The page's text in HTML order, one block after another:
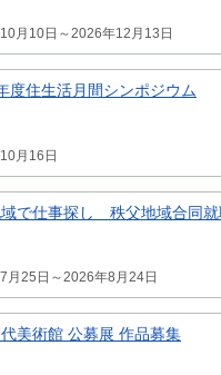
月10日～2026年12月13日
度住生活月間シンポジウム
月16日
で仕事探し 秩父地域合同就
月25日～2026年8月24日
美術館 公募展 作品募集